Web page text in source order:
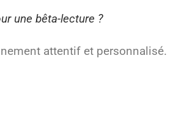
une bêta-lecture ?
attentif et personnalisé.